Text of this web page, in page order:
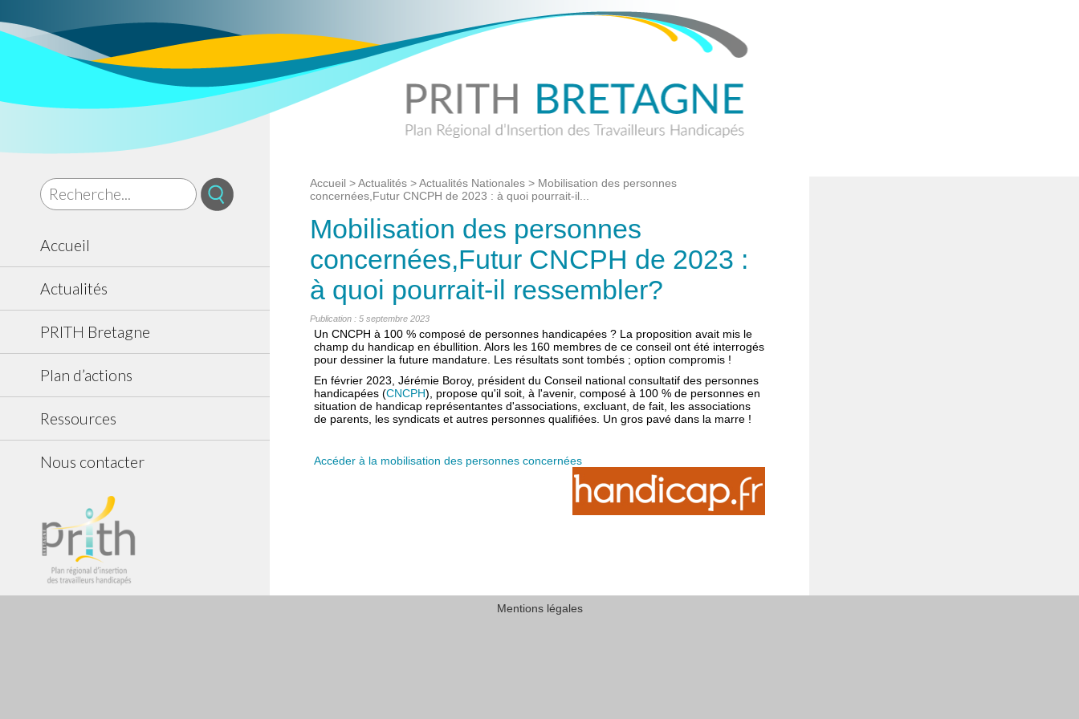
Accueil
Actualités
PRITH Bretagne
Plan d’actions
Ressources
Nous contacter
Accueil >Actualités >Actualités Nationales > Mobilisation des personnes
concernées,Futur CNCPH de 2023 : à quoi pourrait-il...
Mobilisation des personnes
concernées,Futur CNCPH de 2023 :
à quoi pourrait-il ressembler?
Publication : 5 septembre 2023
Un CNCPH à 100 % composé de personnes handicapées ? La proposition avait mis le
champ du handicap en ébullition. Alors les 160 membres de ce conseil ont été interrogés
pour dessiner la future mandature. Les résultats sont tombés ; option compromis !
En février 2023, Jérémie Boroy, président du Conseil national consultatif des personnes
handicapées (CNCPH), propose qu'il soit, à l'avenir, composé à 100 % de personnes en
situation de handicap représentantes d'associations, excluant, de fait, les associations
de parents, les syndicats et autres personnes qualifiées. Un gros pavé dans la marre !
Accéder à la mobilisation des personnes concernées
Mentions légales